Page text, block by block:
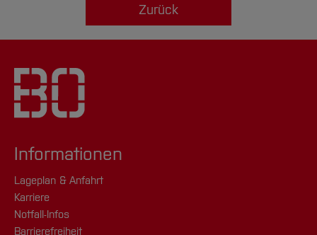
Zurück
Informationen
Lageplan & Anfahrt
Karriere
Notfall-Infos
Barrierefreiheit